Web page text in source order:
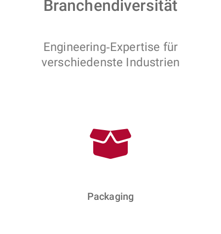
Branchendiversität
Engineering‑Expertise für
verschiedenste Industrien
Packaging